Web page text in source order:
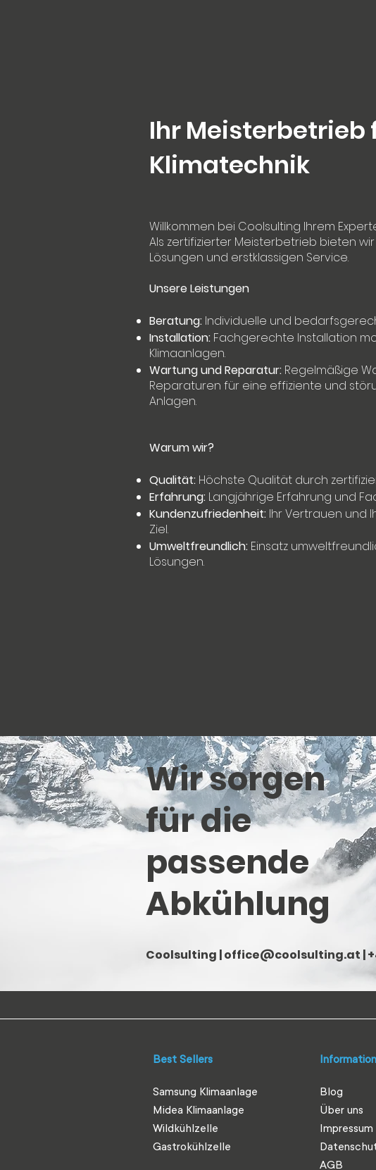
Ihr Meisterbetrieb
Klimatechnik
Willkommen bei Coolsulting Ihrem
Als zertifizierter Meisterbetrieb bieten
Lösungen und erstklassigen Service.
Unsere Leistungen
Beratung: Individuelle und
Installation: Fachgerechte Installation
Klimaanlagen.
Wartung und Reparatur: Regelmäßige
Reparaturen für eine effiziente und
Anlagen.
Warum wir?
Qualität: Höchste Qualität durch
Erfahrung: Langjährige Erfahrung und
Kundenzufriedenheit: Ihr Vertrauen und
Ziel.
Umweltfreundlich: Einsatz
Lösungen.
Wir sorgen
für die
passende
Abkühlung
Coolsulting |office@coolsulting.at |
Best Sellers
Samsung Klimaanlage
Midea Klimaanlage
Wildkühlzelle
Gastrokühlzelle
Blog
Über uns
Impressum
AGB